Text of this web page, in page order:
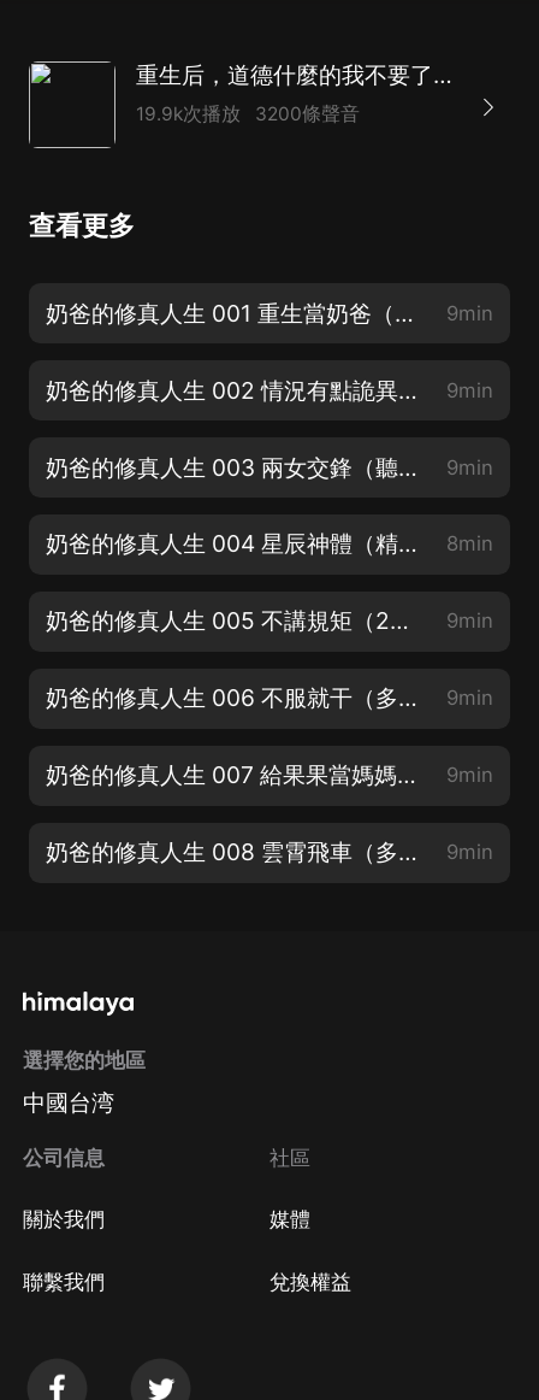
重生后，道德什麼的我不要了｜美女｜奶爸的修真人生
19.9k次播放 3200條聲音
查看更多
奶爸的修真人生 001 重生當奶爸（喜當爹！順便賺個明星老婆！逆襲爽文！） 9min
奶爸的修真人生 002 情況有點詭異（新書上架，訂閱不迷路） 9min
奶爸的修真人生 003 兩女交鋒（聽三集必上癮，入股不虧） 9min
奶爸的修真人生 004 星辰神體（精品多人劇，不好聽你打我啊！） 8min
奶爸的修真人生 005 不講規矩（2個月，首週每天爆更8集！聽到停不下來） 9min
奶爸的修真人生 006 不服就干（多多支持，點讚收藏評論啦） 9min
奶爸的修真人生 007 給果果當媽媽（多多支持，點讚收藏評論啦） 9min
奶爸的修真人生 008 雲霄飛車（多多支持，點讚收藏評論啦） 9min
選擇您的地區
中國台湾
公司信息
關於我們
聯繫我們
社區
媒體
兌換權益